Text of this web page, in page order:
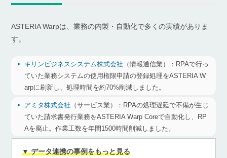
ASTERIA Warpは、業務の内製・自動化で多くの実績がありま
す。
キリンビジネスシステム株式会社 （情報通信業）： RPAで行っ
ていた業務システムの使用権限申請の登録処理をASTERIA W
arpに刷新し、処理時間を約70%削減しました。
アミタ株式会社 （サービス業）： RPAの処理遅延で不備が生じ
ていた請求書発行業務をASTERIA Warp Coreで自動化し、RP
Aを廃止。作業工数を年間1500時間削減しました。
▼ データ連携の事例をもっと見る